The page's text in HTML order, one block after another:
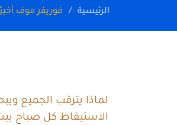
الرئيسية فوريفر موف
لماذا يترقب الجميع
الاستيقاظ كل صباح